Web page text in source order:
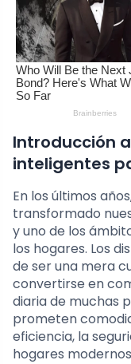
Introducción
inteligentes
En los últimos
transformado
y uno de los
los hogares. Los
de ser una mera
convertirse en
diaria de muchas
prometen
eficiencia, la
hogares